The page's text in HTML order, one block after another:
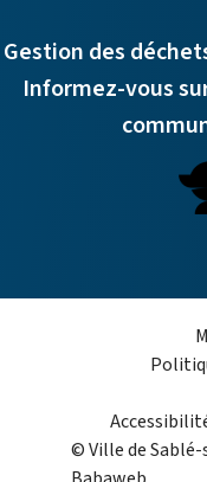
Gestion des
Informez-vous
© Ville de